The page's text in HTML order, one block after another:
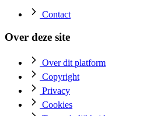
Contact
Over deze site
Over dit platform
Copyright
Privacy
Cookies